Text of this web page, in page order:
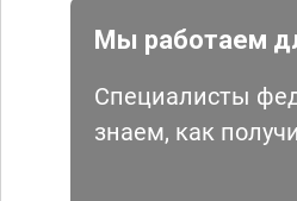
Мы работаем
Специалисты
знаем, как